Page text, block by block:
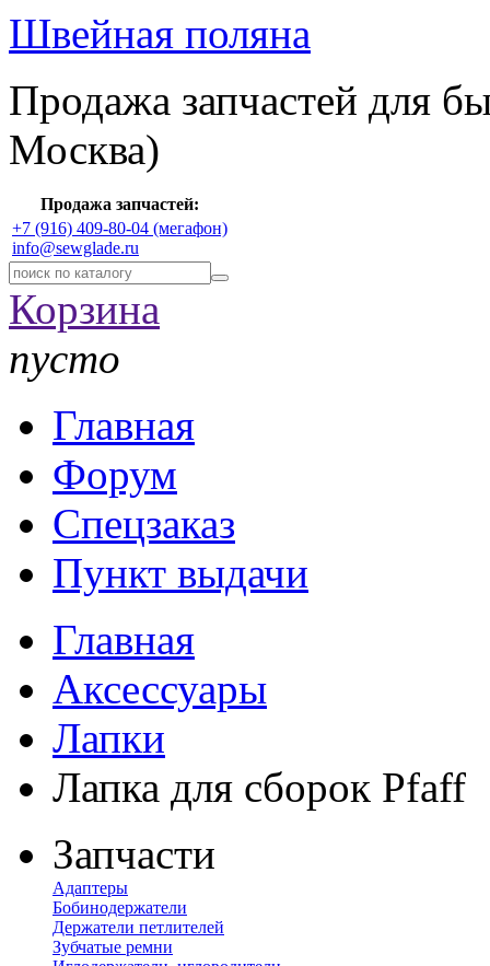
Швейная поляна
Продажа запчастей для
Москва)
Продажа запчастей:
+7 (916) 409-80-04 (мегафон)
info@sewglade.ru
Корзина
пусто
Главная
Форум
Спецзаказ
Пункт выдачи
Главная
Аксессуары
Лапки
Лапка для сборок Pfaff
Запчасти
Адаптеры
Бобинодержатели
Держатели петлителей
Зубчатые ремни